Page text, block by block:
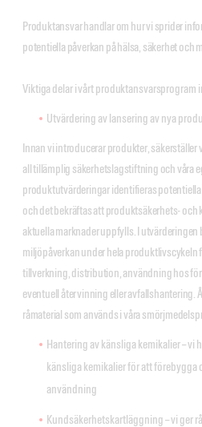
Produktansvar handlar om hur vi sprider
potentiella påverkan på hälsa, säkerhet och
Viktiga delar i vårt produktansvarsprogram
Utvärdering av lansering av nya
Innan vi introducerar produkter, säkerställer
all tillämplig säkerhetslagstiftning och våra
produktutvärderingar identifieras
och det bekräftas att produktsäkerhets-
aktuella marknader uppfylls. I
miljöpåverkan under hela
tillverkning, distribution, användning hos
eventuell återvinning eller avfallshantering.
råmaterial som används i våra
Hantering av känsliga kemikalier – vi
känsliga kemikalier för att förebygga
användning
Kundsäkerhetskartläggning – vi ger